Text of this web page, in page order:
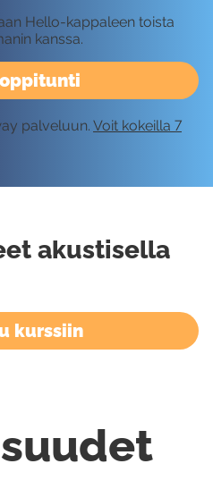
Hello-kappaleen toista
kanssa.
palveluun. Voit kokeilla 7
akustisella
kurssiin